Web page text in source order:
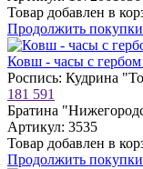
Товар добавлен в
Продолжить покупки
Ковш - часы с
Роспись: Кудрина
181 591
Братина
Артикул: 3535
Товар добавлен в
Продолжить покупки